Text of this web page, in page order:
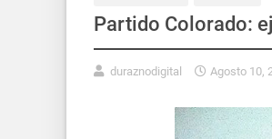
Partido Colorado:
duraznodigital Agosto 10,